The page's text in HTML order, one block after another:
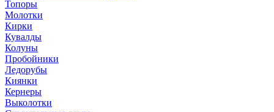
Топоры
Молотки
Кирки
Кувалды
Колуны
Пробойники
Ледорубы
Киянки
Кернеры
Выколотки